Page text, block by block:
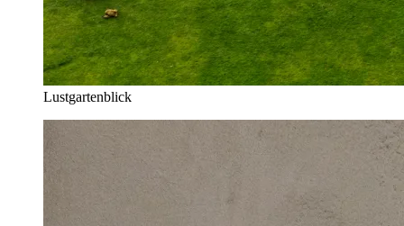
Lustgartenblick